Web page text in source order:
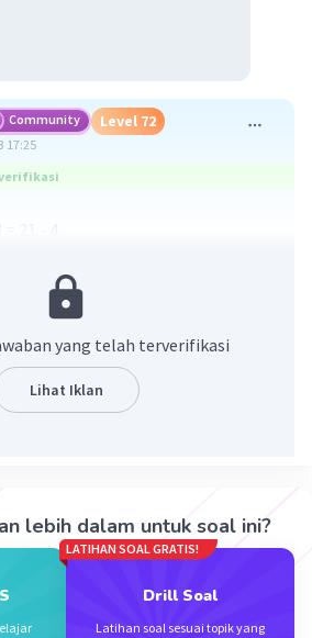
Community Level 72
17:25
Level 89
= 21 - 4 = 17.
0.0
yang telah terverifikasi
Lihat Iklan
lebih dalam untuk soal ini?
LATIHAN SOAL GRATIS!
Drill Soal
Latihan soal sesuai topik yang